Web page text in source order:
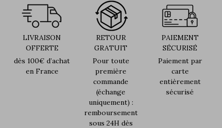
LIVRAISON
OFFERTE
dès 100€ d’achat
en France
RETOUR
GRATUIT
Pour toute
première
commande
(échange
uniquement) :
remboursement
sous 24H dès
PAIEMENT
SÉCURISÉ
Paiement par
carte
entièrement
sécurisé